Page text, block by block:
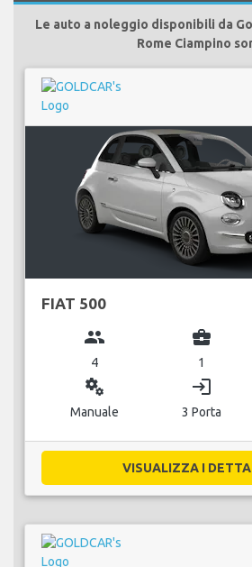
Le auto a noleggio disponibili da
Rome Ciampino
FIAT 500
group
4
business_center
1
miscellaneous_services
Manuale
login
3 Porta
VISUALIZZA I